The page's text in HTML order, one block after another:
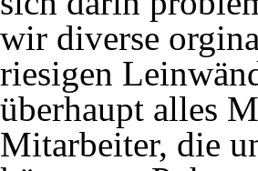
wir diverse
riesigen
überhaupt alles
Mitarbeiter, die